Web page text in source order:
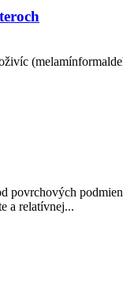
povrchových
a relatívnej...